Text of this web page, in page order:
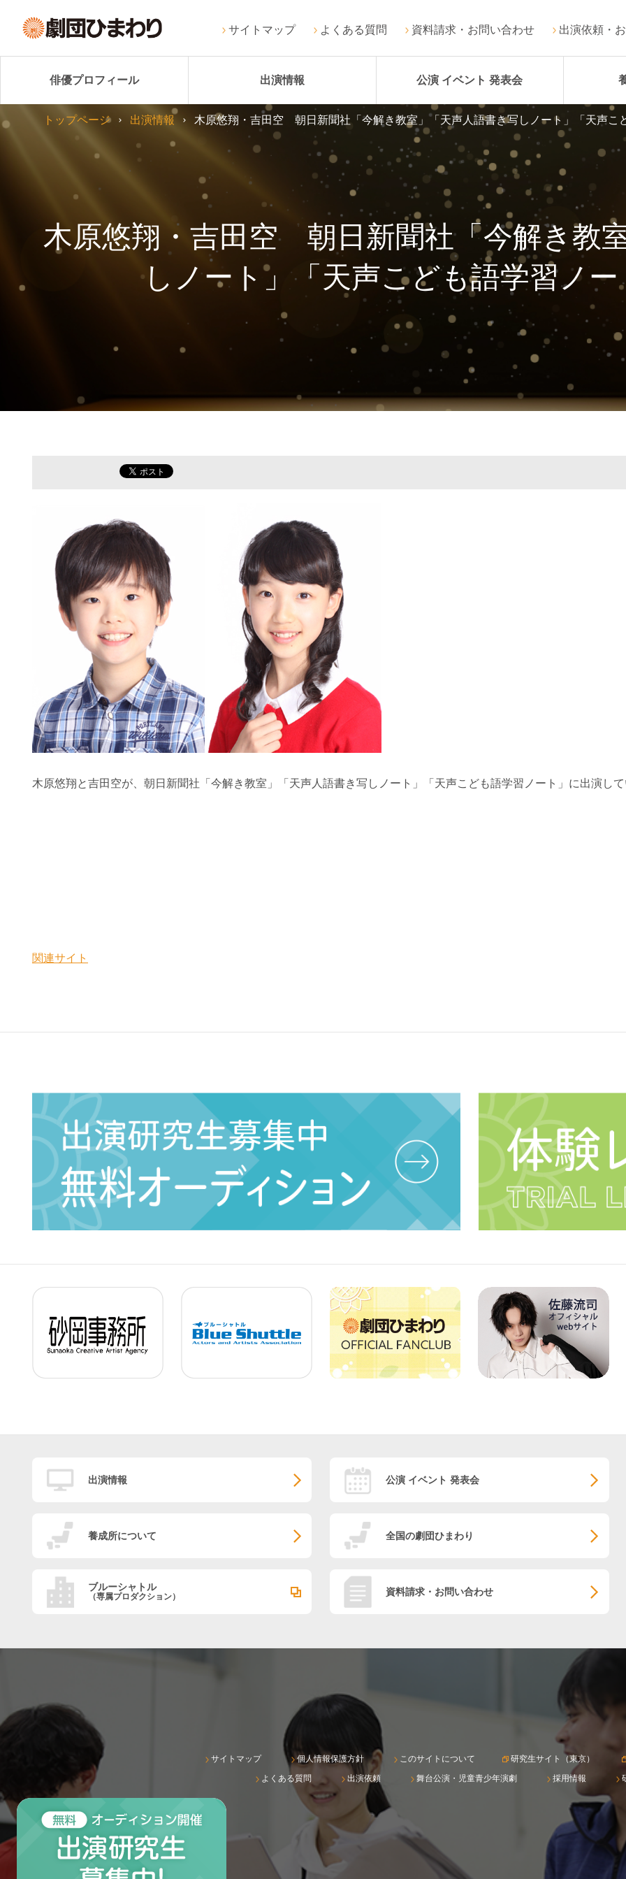
サイトマップ よくある質問 資料請求・お問い合わせ 出演依頼・
俳優プロフィール 出演情報 公演 イベント 発表会
木原悠翔・吉田空 朝日新聞社「今解き教
しノート」「天声こども語学習ノ
トップページ 出演情報 木原悠翔・吉田空 朝日新聞社「今解き教室」「天声人語書き写しノート」「天声こ
木原悠翔と吉田空が、朝日新聞社「今解き教室」「天声人語書き写しノート」「天声こども語学習ノート」に出演し
関連サイト
出演情報 公演 イベント 発表会
養成所について 全国の劇団ひまわり
ブルーシャトル
（専属プロダクション） 資料請求・お問い合わせ
サイトマップ 個人情報保護方針 このサイトについて
研究生サイト（東京）
よくある質問
出演依頼 舞台公演・児童青少年演劇 採用情報